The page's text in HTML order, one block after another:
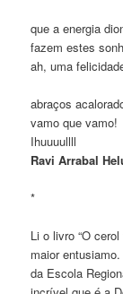
que a energia
fazem estes
ah, uma
abraços
vamo que vamo!
Ihuuuullll
Ravi Arrabal
*
Li o livro “O
maior
da Escola